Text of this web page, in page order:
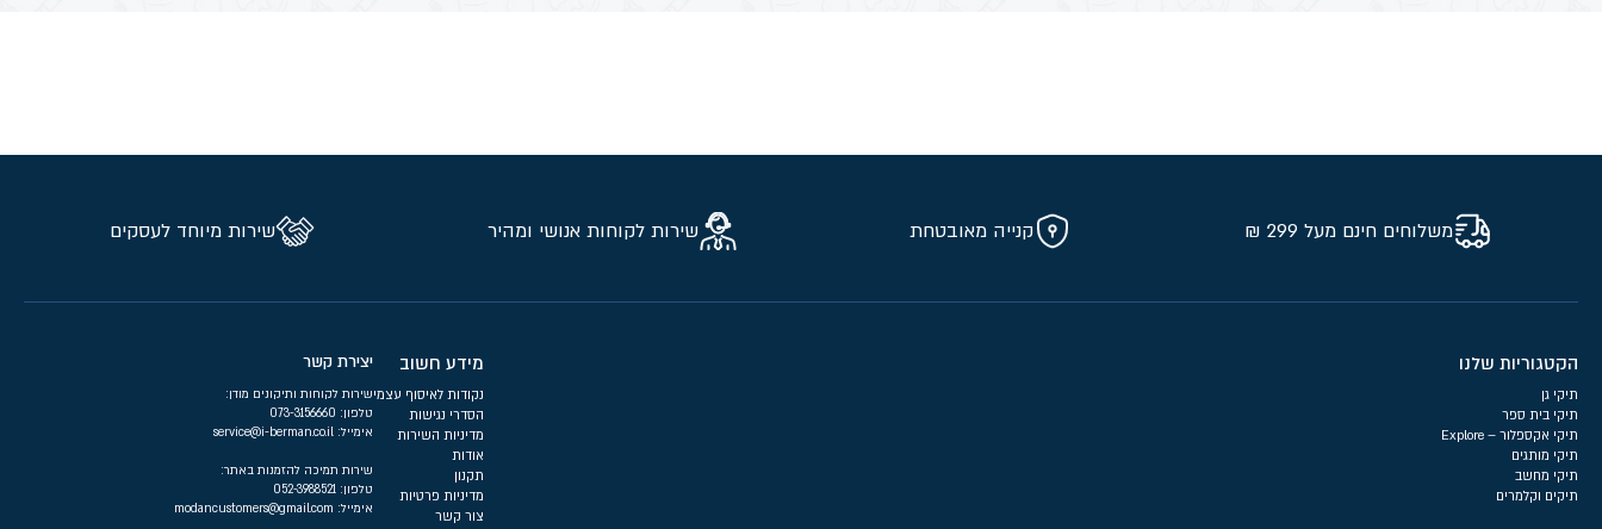
משלוחים חינם מעל 299 ₪ קנייה מאובטחת שירות לקוחות אנושי ומהיר שירות מיוחד לעסקים
הקטגוריות שלנו
תיקי גן
תיקי בית ספר
תיקי אקספלור – Explore
תיקי מותגים
תיקי מחשב
תיקים וקלמרים
מידע חשוב
נקודות לאיסוף עצמי
הסדרי נגישות
מדיניות השירות
אודות
תקנון
מדיניות פרטיות
צור קשר
יצירת קשר
שירות לקוחות ותיקונים מודן:
טלפון:
אימייל:
שירות תמיכה להזמנות באתר:
טלפון:
אימייל: